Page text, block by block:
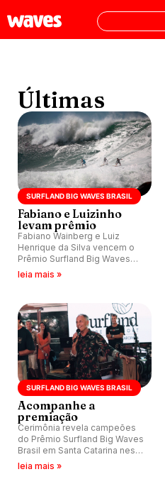
Últimas
SURFLAND BIG WAVES BRASIL
Fabiano e Luizinho
levam prêmio
Fabiano Wainberg e Luiz
Henrique da Silva vencem o
Prêmio Surfland Big Waves
Brasil.
leia mais »
SURFLAND BIG WAVES BRASIL
Acompanhe a
premiação
Cerimônia revela campeões
do Prêmio Surfland Big Waves
Brasil em Santa Catarina nesta
quinta-feira (2).
leia mais »